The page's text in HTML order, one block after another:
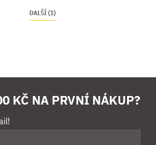
DALŠÍ (1)
KČ NA PRVNÍ NÁKUP?